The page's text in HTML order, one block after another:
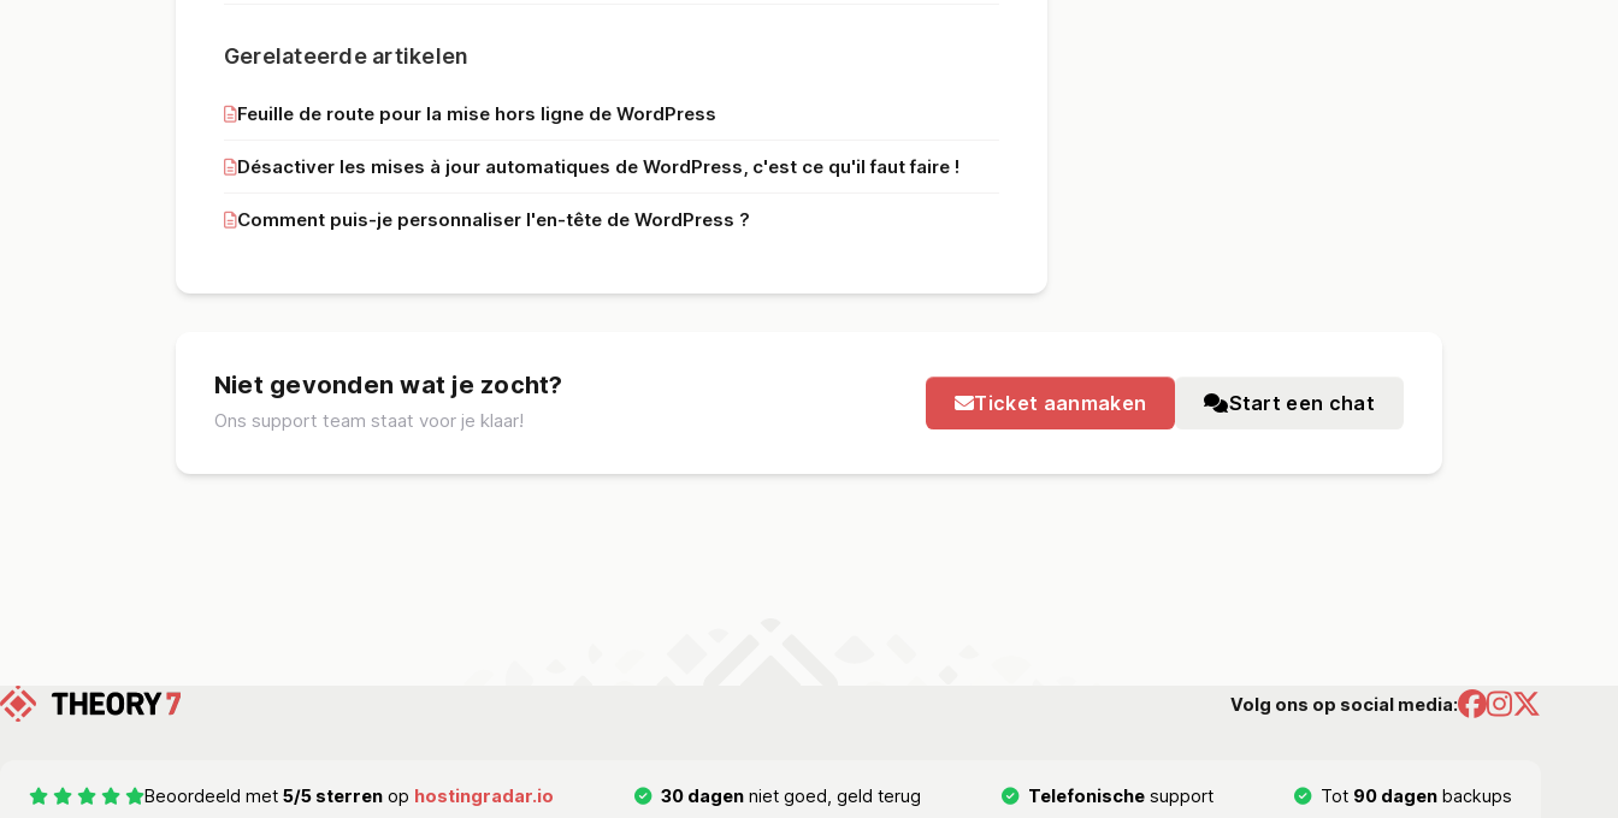
Gerelateerde artikelen
Feuille de route pour la mise hors ligne de WordPress
Désactiver les mises à jour automatiques de WordPress, c'est ce qu'il faut faire !
Comment puis-je personnaliser l'en-tête de WordPress ?
Niet gevonden wat je zocht?
Ons support team staat voor je klaar!
Ticket aanmaken Start een chat
Volg ons op social media:
Beoordeeld met 5/5 sterren op hostingradar.io 30 dagen niet goed, geld terug Telefonische support Tot 90 dagen backups